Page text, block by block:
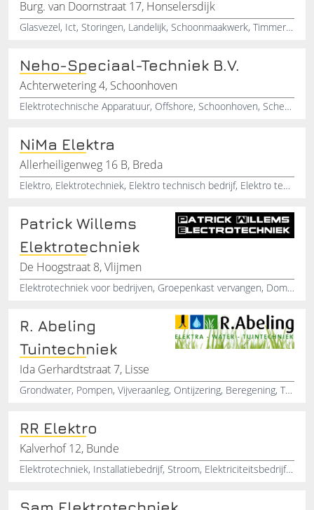
Burg. van Doornstraat 17, Honselersdijk
Glasvezel, Ict, Storingen, Landelijk, Schoonmaakwerk, Timmerwerken, Metselwerk, Betonreparaties, Groenvoorziening, Bouwopruimingen
Neho-Speciaal-Techniek B.V.
Achterwetering 4, Schoonhoven
Elektrotechnische Apparatuur, Offshore, Schoonhoven, Scheepvaart, Industrie, Gloeilampen, Calex
NiMa Elektra
Allerheiligenweg 16 B, Breda
Elektro, Elektrotechniek, Elektro technisch bedrijf, Elektro technische installatie, Elektrotechnisch installatiebedrijf
Patrick Willems
Elektrotechniek
De Hoogstraat 8, Vlijmen
Elektrotechniek voor bedrijven, Groepenkast vervangen, Domotica installatie voor in huis, Tuin verlichting, Verlichting aanbrengen, Elektricien zoeken, Sterkstroominstallaties, Zwakstroominstallatie, Elektrotechniek in de regio, Electra voor nieuwbouw aansluiten
R. Abeling
Tuintechniek
Ida Gerhardtstraat 7, Lisse
Grondwater, Pompen, Vijveraanleg, Ontijzering, Beregening, Tuinverlichting, Robotgrasmaaiers, Grasmaaiers, Drainage
RR Elektro
Kalverhof 12, Bunde
Elektrotechniek, Installatiebedrijf, Stroom, Elektriciteitsbedrijf, Rompelberg